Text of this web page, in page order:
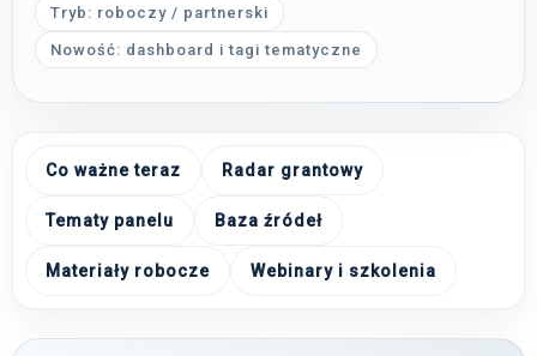
Tryb: roboczy / partnerski
Nowość: dashboard i tagi tematyczne
Co ważne teraz Radar grantowy
Tematy panelu Baza źródeł
Materiały robocze Webinary i szkolenia